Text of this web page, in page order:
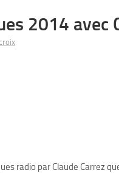
2014 avec
radio par Claude Carrez